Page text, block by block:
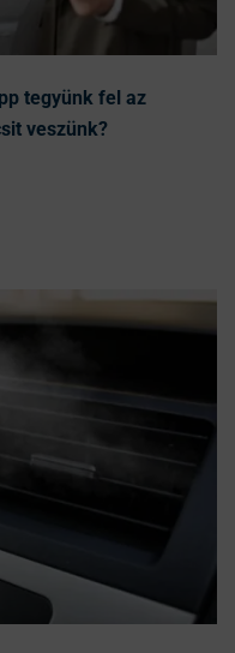
tegyünk fel az
veszünk?